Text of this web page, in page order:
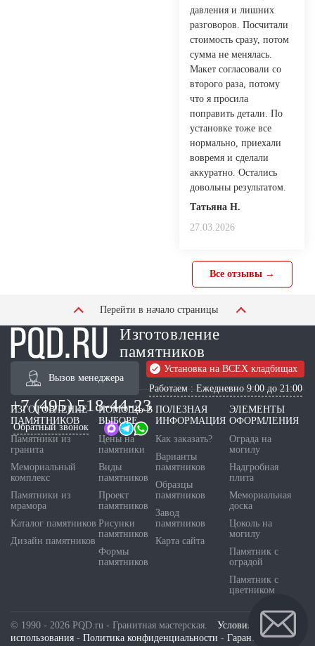
давления и лишних
разговоров. Посчитали
стоимость сразу, потом
сумма не менялась.
Макет согласовали со
второго раза, потому
что я просила
поправить детали. По
установке тоже все
нормально, приехали
вовремя и сделали
аккуратно. Остались
довольны результатом.
Татьяна Н.
27.03.2026
Все отзывы →
Перейти в начало страницы
Изготовление
памятников
Вызов менеджера
Установка на ВСЕХ кладбищах
Работаем : Ежедневно 9:00 до 21:00
+7 (495) 518-44-23
Обратный звонок
ИЗГОТОВЛЕНИЕ
ПАМЯТНИКОВ
Памятники из
гранита
Мемориальный
комплекс
Памятники из
мрамора
Каталог памятников
Дизайн памятников
ПОМОЩЬ В
ВЫБОРЕ
Цены на
памятники
Виды
памятников
Проект
памятников
Рисунки
памятников
Формы
памятников
ПОЛЕЗНАЯ
ИНФОРМАЦИЯ
Как заказать?
Варианты
памятников
Образцы
памятников
Завод
памятников
Карта сайта
ЭЛЕМЕНТЫ
ОФОРМЛЕНИЯ
Ограда на
могилу
Надгробная
плита
Мемориальная
доска
Цоколь на
могилу
Памятник с
оградой
Памятник с
цветником
© 1990 - 2026 PQD.ru - Гранитная мастерская. Условия
использования - Политика конфиденциальности - Гарантия и